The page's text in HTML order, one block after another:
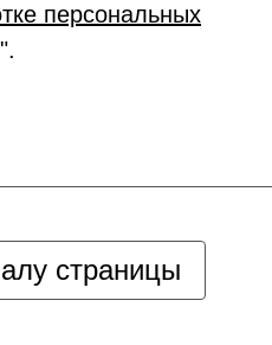
персональных
страницы